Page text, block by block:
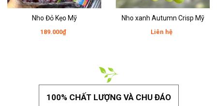
Nho Đỏ Kẹo Mỹ
189.000₫
Nho xanh Autumn Crisp Mỹ
Liên hệ
100% CHẤT LƯỢNG VÀ CHU ĐÁO